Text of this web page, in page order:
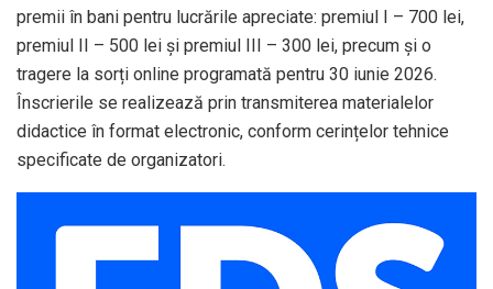
premii în bani pentru lucrările apreciate: premiul I – 700 lei,
premiul II – 500 lei și premiul III – 300 lei, precum și o
tragere la sorți online programată pentru 30 iunie 2026.
Înscrierile se realizează prin transmiterea materialelor
didactice în format electronic, conform cerințelor tehnice
specificate de organizatori.